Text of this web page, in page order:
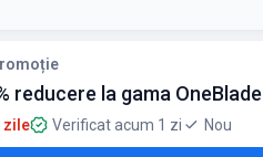
reducere la gama OneBlade
zile Verificat acum 1 zi Nou